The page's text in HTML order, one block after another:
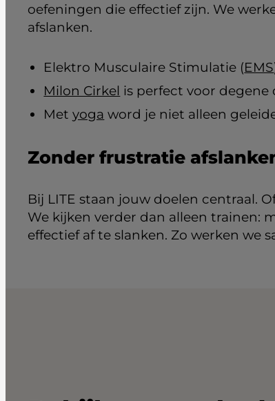
oefeningen die effectief zijn. We
afslanken.
Elektro Musculaire Stimulatie (EMS
Milon Cirkel is perfect voor
Metyoga word je niet alleen
Zonder frustratie
Bij LITE staan jouw doelen centraal.
We kijken verder dan alleen trainen:
effectief af te slanken. Zo werken we